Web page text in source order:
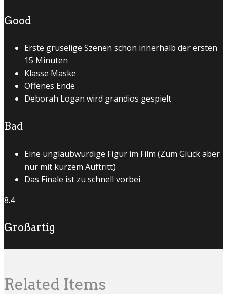
Good
Erste gruselige Szenen schon innerhalb der ersten
15 Minuten
Klasse Maske
Offenes Ende
Deborah Logan wird grandios gespielt
Bad
Eine unglaubwürdige Figur im Film (Zum Glück aber
nur mit kurzem Auftritt)
Das Finale ist zu schnell vorbei
8.4
Großartig
Related Items